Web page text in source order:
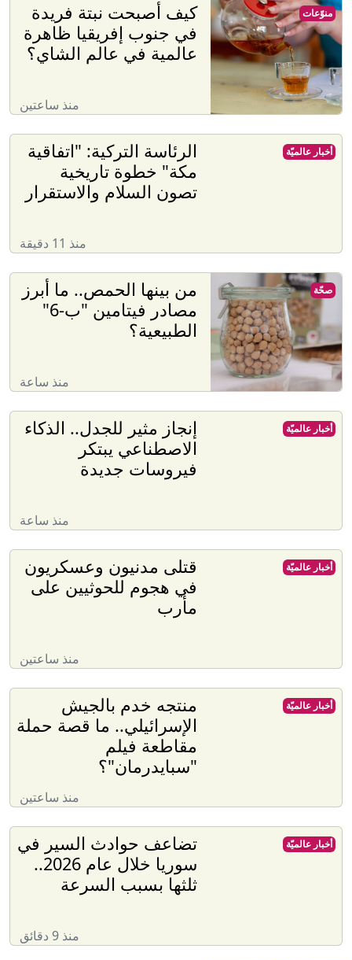
كيف أصبحت نبتة فريدة
في جنوب إفريقيا ظاهرة
عالمية في عالم الشاي؟
منذ ساعتين
منوّعات
الرئاسة التركية: "اتفاقية
مكة" خطوة تاريخية
تصون السلام والاستقرار
منذ 11 دقيقة
أخبار عالميّة
من بينها الحمص.. ما أبرز
مصادر فيتامين "ب-6"
الطبيعية؟
منذ ساعة
صحّة
إنجاز مثير للجدل.. الذكاء
الاصطناعي يبتكر
فيروسات جديدة
منذ ساعة
أخبار عالميّة
قتلى مدنيون وعسكريون
في هجوم للحوثيين على
مأرب
منذ ساعتين
أخبار عالميّة
منتجه خدم بالجيش
الإسرائيلي.. ما قصة حملة
مقاطعة فيلم
"سبايدرمان"؟
منذ ساعتين
أخبار عالميّة
تضاعف حوادث السير في
سوريا خلال عام 2026..
ثلثها بسبب السرعة
منذ 9 دقائق
أخبار عالميّة